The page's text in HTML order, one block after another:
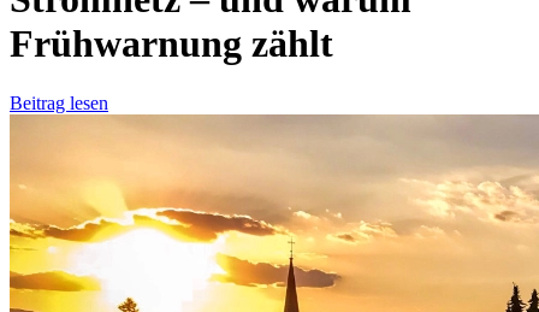
Frühwarnung zählt
Beitrag lesen